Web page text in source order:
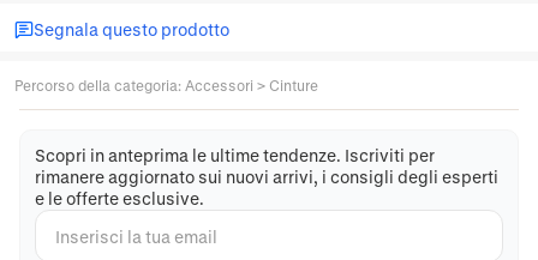
Segnala questo prodotto
Percorso della categoria: Accessori > Cinture
Scopri in anteprima le ultime tendenze. Iscriviti per
rimanere aggiornato sui nuovi arrivi, i consigli degli esperti
e le offerte esclusive.